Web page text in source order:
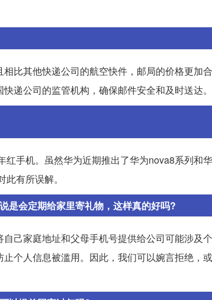
比其他快递公司的航空快件，邮局的价格更加
递公司的监管机构，确保邮件安全和及时送达。
手机。虽然华为近期推出了华为nova8系列和
有所误解。
是会定期给家里寄礼物，这样真的好吗?
己家庭地址和父母手机号提供给公司可能涉及
个人信息被滥用。因此，我们可以婉言拒绝，